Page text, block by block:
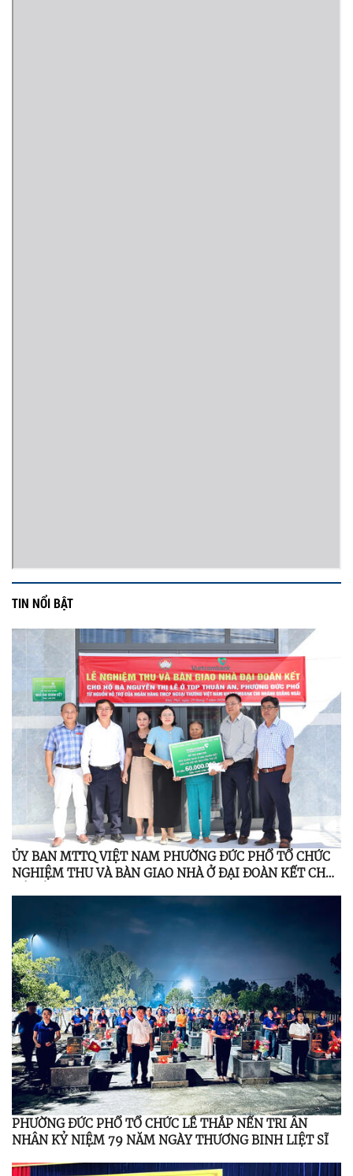
TIN NỔI BẬT
ỦY BAN MTTQ VIỆT NAM PHƯỜNG ĐỨC PHỔ TỔ CHỨC
NGHIỆM THU VÀ BÀN GIAO NHÀ Ở ĐẠI ĐOÀN KẾT CHO
PHƯỜNG ĐỨC PHỔ TỔ CHỨC LỄ THẮP NẾN TRI ÂN
NHÂN KỶ NIỆM 79 NĂM NGÀY THƯƠNG BINH LIỆT SĨ